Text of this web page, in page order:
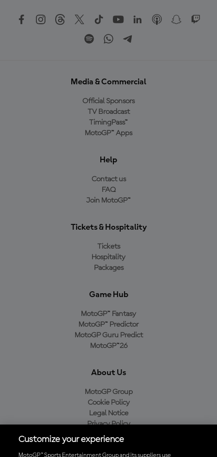
Media & Commercial
Official Sponsors
TV Broadcast
TimingPass™
MotoGP™ Apps
Help
Contact us
FAQ
Join MotoGP™
Tickets & Hospitality
Tickets
Hospitality
Packages
Game Hub
MotoGP™ Fantasy
MotoGP™ Predictor
MotoGP Guru Predict
MotoGP™26
About Us
MotoGP Group
Cookie Policy
Legal Notice
Privacy Policy
Purchase Policy
Customize your experience
MotoGP™ Sports Entertainment Group and its suppliers use